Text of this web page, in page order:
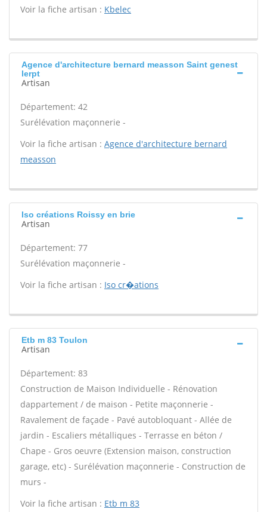
Voir la fiche artisan : Kbelec
Agence d'architecture bernard measson Saint genest
lerpt
Artisan
Département: 42
Surélévation maçonnerie -
Voir la fiche artisan : Agence d'architecture bernard
measson
Iso créations Roissy en brie
Artisan
Département: 77
Surélévation maçonnerie -
Voir la fiche artisan : Iso cr�ations
Etb m 83 Toulon
Artisan
Département: 83
Construction de Maison Individuelle - Rénovation
dappartement / de maison - Petite maçonnerie -
Ravalement de façade - Pavé autobloquant - Allée de
jardin - Escaliers métalliques - Terrasse en béton /
Chape - Gros oeuvre (Extension maison, construction
garage, etc) - Surélévation maçonnerie - Construction de
murs -
Voir la fiche artisan : Etb m 83